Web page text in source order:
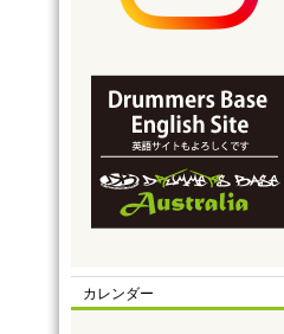
カレンダー